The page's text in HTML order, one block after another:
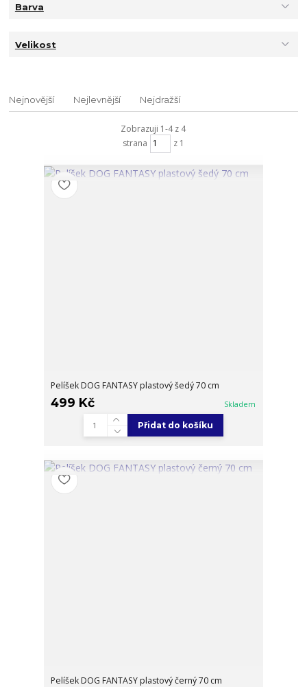
Barva
Velikost
Nejnovější Nejlevnější Nejdražší
Zobrazuji 1-4 z 4
strana
z 1
Pelíšek DOG FANTASY plastový šedý 70 cm
499 Kč Skladem
Přidat do košíku
Pelíšek DOG FANTASY plastový černý 70 cm